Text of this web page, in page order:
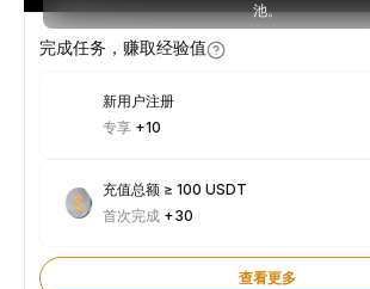
池。
完成任务，赚取经验值
新用户注册
专享 +10
充值总额 ≥ 100 USDT
首次完成 +30
查看更多